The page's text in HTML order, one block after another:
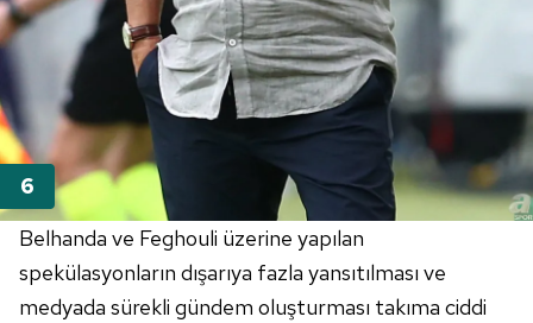
Belhanda ve Feghouli üzerine yapılan
spekülasyonların dışarıya fazla yansıtılması ve
medyada sürekli gündem oluşturması takıma ciddi